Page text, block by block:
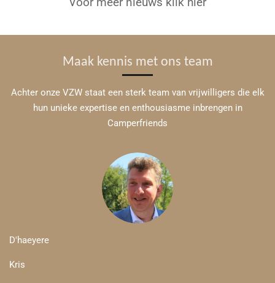
Maak kennis met ons team
Achter onze VZW staat een sterk team van vrijwilligers die elk
hun unieke expertise en enthousiasme inbrengen in
Camperfriends
D'haeyere
Kris